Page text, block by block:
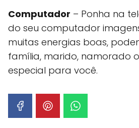
Computador – Ponha na
do seu computador
muitas energias boas,
família, marido, namorado
especial para você.